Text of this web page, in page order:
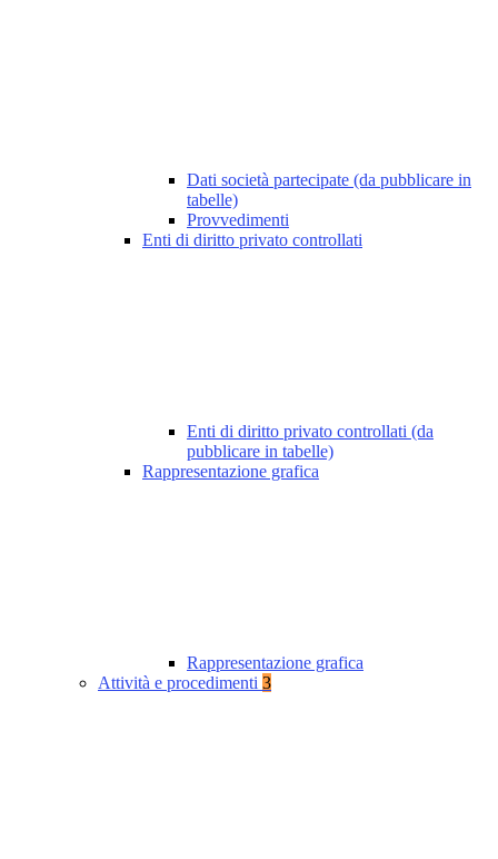
Dati società partecipate (da pubblicare in
tabelle)
Provvedimenti
Enti di diritto privato controllati
Enti di diritto privato controllati (da
pubblicare in tabelle)
Rappresentazione grafica
Rappresentazione grafica
Attività e procedimenti 3